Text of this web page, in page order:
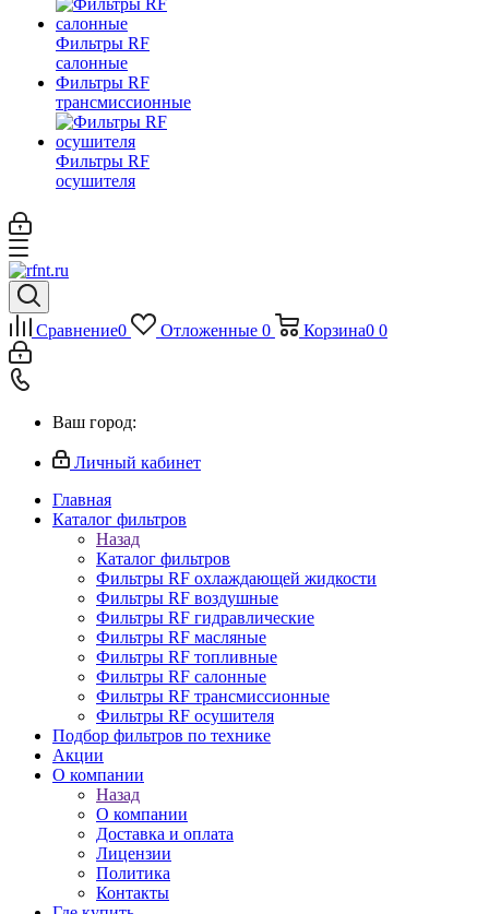
Фильтры RF
салонные
Фильтры RF
трансмиссионные
Фильтры RF
осушителя
Сравнение0 Отложенные 0 Корзина0 0
Ваш город:
Личный кабинет
Главная
Каталог фильтров
Назад
Каталог фильтров
Фильтры RF охлаждающей жидкости
Фильтры RF воздушные
Фильтры RF гидравлические
Фильтры RF масляные
Фильтры RF топливные
Фильтры RF салонные
Фильтры RF трансмиссионные
Фильтры RF осушителя
Подбор фильтров по технике
Акции
О компании
Назад
О компании
Доставка и оплата
Лицензии
Политика
Контакты